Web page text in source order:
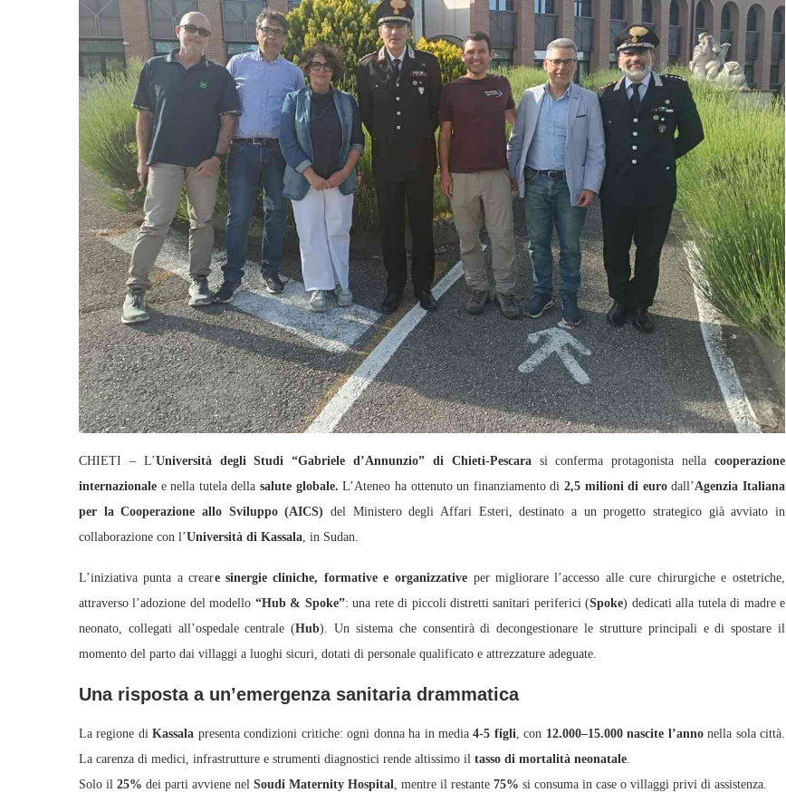
CHIETI – L’Università degli Studi “Gabriele d’Annunzio” di Chieti-Pescarasi conferma protagonista nellacooperazione
internazionale e nella tutela della salute globale. L’Ateneo ha ottenuto un finanziamento di 2,5 milioni di eurodall’Agenzia Italiana
per la Cooperazione allo Sviluppo (AICS) del Ministero degli Affari Esteri, destinato a un progetto strategico già avviato in
collaborazione con l’Università di Kassala , in Sudan.
L’iniziativa punta a creare sinergie cliniche, formative e organizzative per migliorare l’accesso alle cure chirurgiche e ostetriche,
attraverso l’adozione del modello “Hub & Spoke”: una rete di piccoli distretti sanitari periferici (Spoke) dedicati alla tutela di madre e
neonato, collegati all’ospedale centrale (Hub). Un sistema che consentirà di decongestionare le strutture principali e di spostare il
momento del parto dai villaggi a luoghi sicuri, dotati di personale qualificato e attrezzature adeguate.
Una risposta a un’emergenza sanitaria drammatica
La regione diKassala presenta condizioni critiche: ogni donna ha in media4-5 figli , con 12.000–15.000 nascite l’annonella sola città.
La carenza di medici, infrastrutture e strumenti diagnostici rende altissimo il tasso di mortalità neonatale
Solo il 25% dei parti avviene nel Soudi Maternity Hospital , mentre il restante 75% si consuma in case o villaggi privi di assistenza.